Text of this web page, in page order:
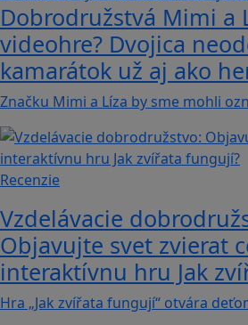
Dobrodružstvá Mimi a
videohre? Dvojica
kamarátok už aj ako
Značku Mimi a Líza by sme mohli
Recenzie
Vzdelávacie
Objavujte svet zvierat
interaktívnu hru Jak
Hra „Jak zvířata fungují“ otvára